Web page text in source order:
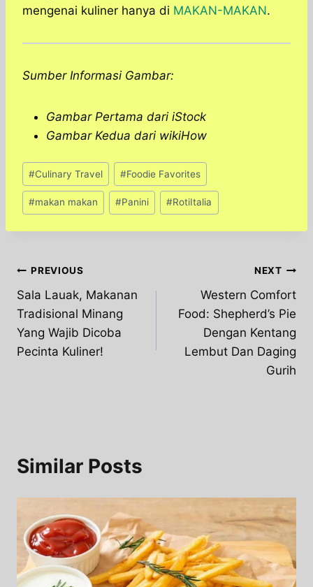
mengenai kuliner hanya di MAKAN-MAKAN.
Sumber Informasi Gambar:
Gambar Pertama dari iStock
Gambar Kedua dari wikiHow
Post
Tags:
#Culinary Travel #Foodie Favorites
#makan makan #Panini #RotiItalia
Post
navigation
PREVIOUS
Sala Lauak, Makanan
Tradisional Minang
Yang Wajib Dicoba
Pecinta Kuliner!
NEXT
Western Comfort
Food: Shepherd’s Pie
Dengan Kentang
Lembut Dan Daging
Gurih
Similar Posts